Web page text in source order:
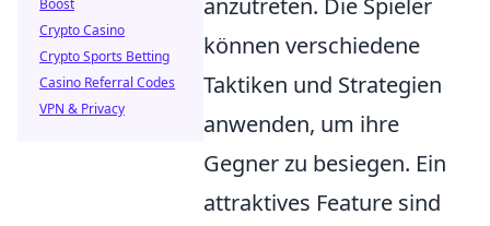
anzutreten. Die Spieler
können verschiedene
Taktiken und Strategien
anwenden, um ihre
Gegner zu besiegen. Ein
attraktives Feature sind
Boost
Crypto Casino
Crypto Sports Betting
Casino Referral Codes
VPN & Privacy